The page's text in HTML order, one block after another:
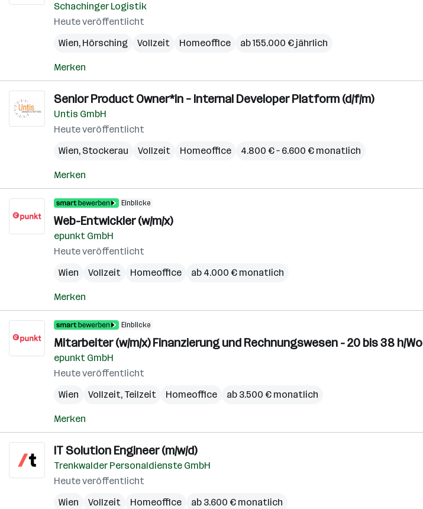
Schachinger Logistik
Heute veröffentlicht
Wien, Hörsching Vollzeit Homeoffice ab 155.000 € jährlich
Merken
Senior Product Owner*in – Internal Developer Platform (d/f/m)
Untis GmbH
Heute veröffentlicht
Wien, Stockerau Vollzeit Homeoffice 4.800 € – 6.600 € monatlich
Merken
Einblicke
Web-Entwickler (w/m/x)
epunkt GmbH
Heute veröffentlicht
Wien
Vollzeit Homeoffice ab 4.000 € monatlich
Merken
Einblicke
Mitarbeiter (w/m/x) Finanzierung und Rechnungswesen - 20 bis 38 h/
epunkt GmbH
Heute veröffentlicht
Wien
Vollzeit, Teilzeit Homeoffice ab 3.500 € monatlich
Merken
IT Solution Engineer (m/w/d)
Trenkwalder Personaldienste GmbH
Heute veröffentlicht
Wien
Vollzeit Homeoffice ab 3.600 € monatlich